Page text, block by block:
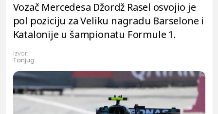
Vozač Mercedesa Džordž Rasel osvojio je
pol poziciju za Veliku nagradu Barselone i
Katalonije u šampionatu Formule 1.
Izvor:
Tanjug